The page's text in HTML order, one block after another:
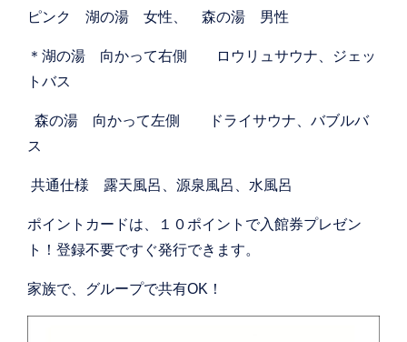
ピンク 湖の湯 女性、 森の湯 男性
＊湖の湯 向かって右側 ロウリュサウナ、ジェッ
トバス
森の湯 向かって左側 ドライサウナ、バブルバ
ス
共通仕様 露天風呂、源泉風呂、水風呂
ポイントカードは、１０ポイントで入館券プレゼン
ト！登録不要ですぐ発行できます。
家族で、グループで共有OK！